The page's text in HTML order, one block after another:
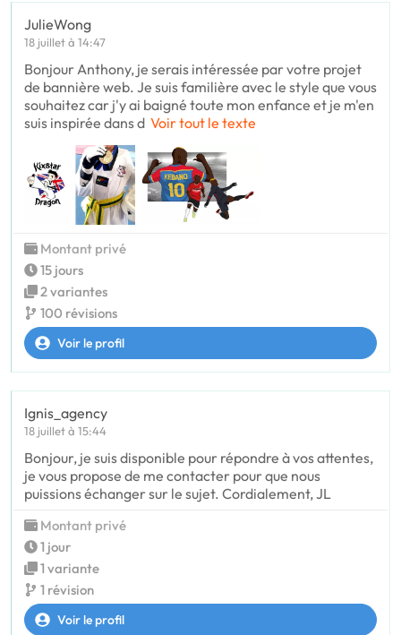
JulieWong
18 juillet à 14:47
Bonjour Anthony, je serais intéressée par votre projet
de bannière web. Je suis familière avec le style que vous
souhaitez car j'y ai baigné toute mon enfance et je m'en
suis inspirée dans d Voir tout le texte
Montant privé
15 jours
2 variantes
100 révisions
Voir le profil
Ignis_agency
18 juillet à 15:44
Bonjour, je suis disponible pour répondre à vos attentes,
je vous propose de me contacter pour que nous
puissions échanger sur le sujet. Cordialement, JL
Montant privé
1 jour
1 variante
1 révision
Voir le profil